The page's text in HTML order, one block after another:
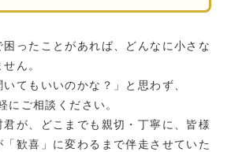
困ったことがあれば、どんなに小さな
ん。
いてもいいのかな？」と思わず、
にご相談ください。
君が、どこまでも親切・丁寧に、皆様
歓喜」に変わるまで伴走させていた